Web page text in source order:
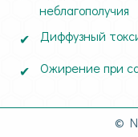
неблагополучия
Диффузный
Ожирение при
©